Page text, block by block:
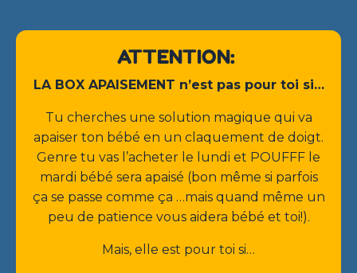
ATTENTION:
LA BOX APAISEMENT n’est pas pour toi si…
Tu cherches une solution magique qui va
apaiser ton bébé en un claquement de doigt.
Genre tu vas l’acheter le lundi et POUFFF le
mardi bébé sera apaisé (bon même si parfois
ça se passe comme ça …mais quand même un
peu de patience vous aidera bébé et toi!).
Mais, elle est pour toi si…